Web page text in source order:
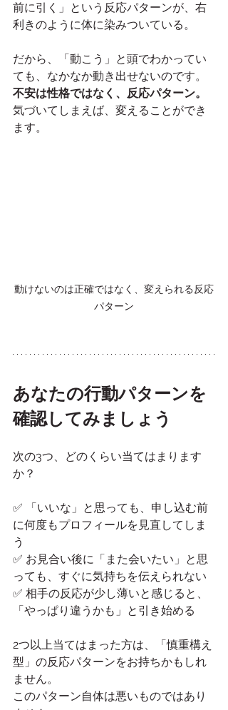
前に引く」という反応パターンが、右
利きのように体に染みついている。
だから、「動こう」と頭でわかってい
ても、なかなか動き出せないのです。
不安は性格ではなく、反応パターン。
気づいてしまえば、変えることができ
ます。
動けないのは正確ではなく、変えられる反応
パターン
あなたの行動パターンを
確認してみましょう
次の3つ、どのくらい当てはまります
か？
✅ 「いいな」と思っても、申し込む前
に何度もプロフィールを見直してしま
う
✅ お見合い後に「また会いたい」と思
っても、すぐに気持ちを伝えられない
✅ 相手の反応が少し薄いと感じると、
「やっぱり違うかも」と引き始める
2つ以上当てはまった方は、「慎重構え
型」の反応パターンをお持ちかもしれ
ません。
このパターン自体は悪いものではあり